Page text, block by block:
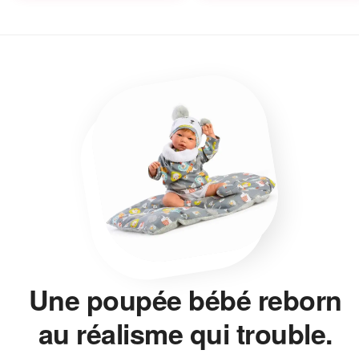
Une poupée bébé reborn
au réalisme qui trouble.